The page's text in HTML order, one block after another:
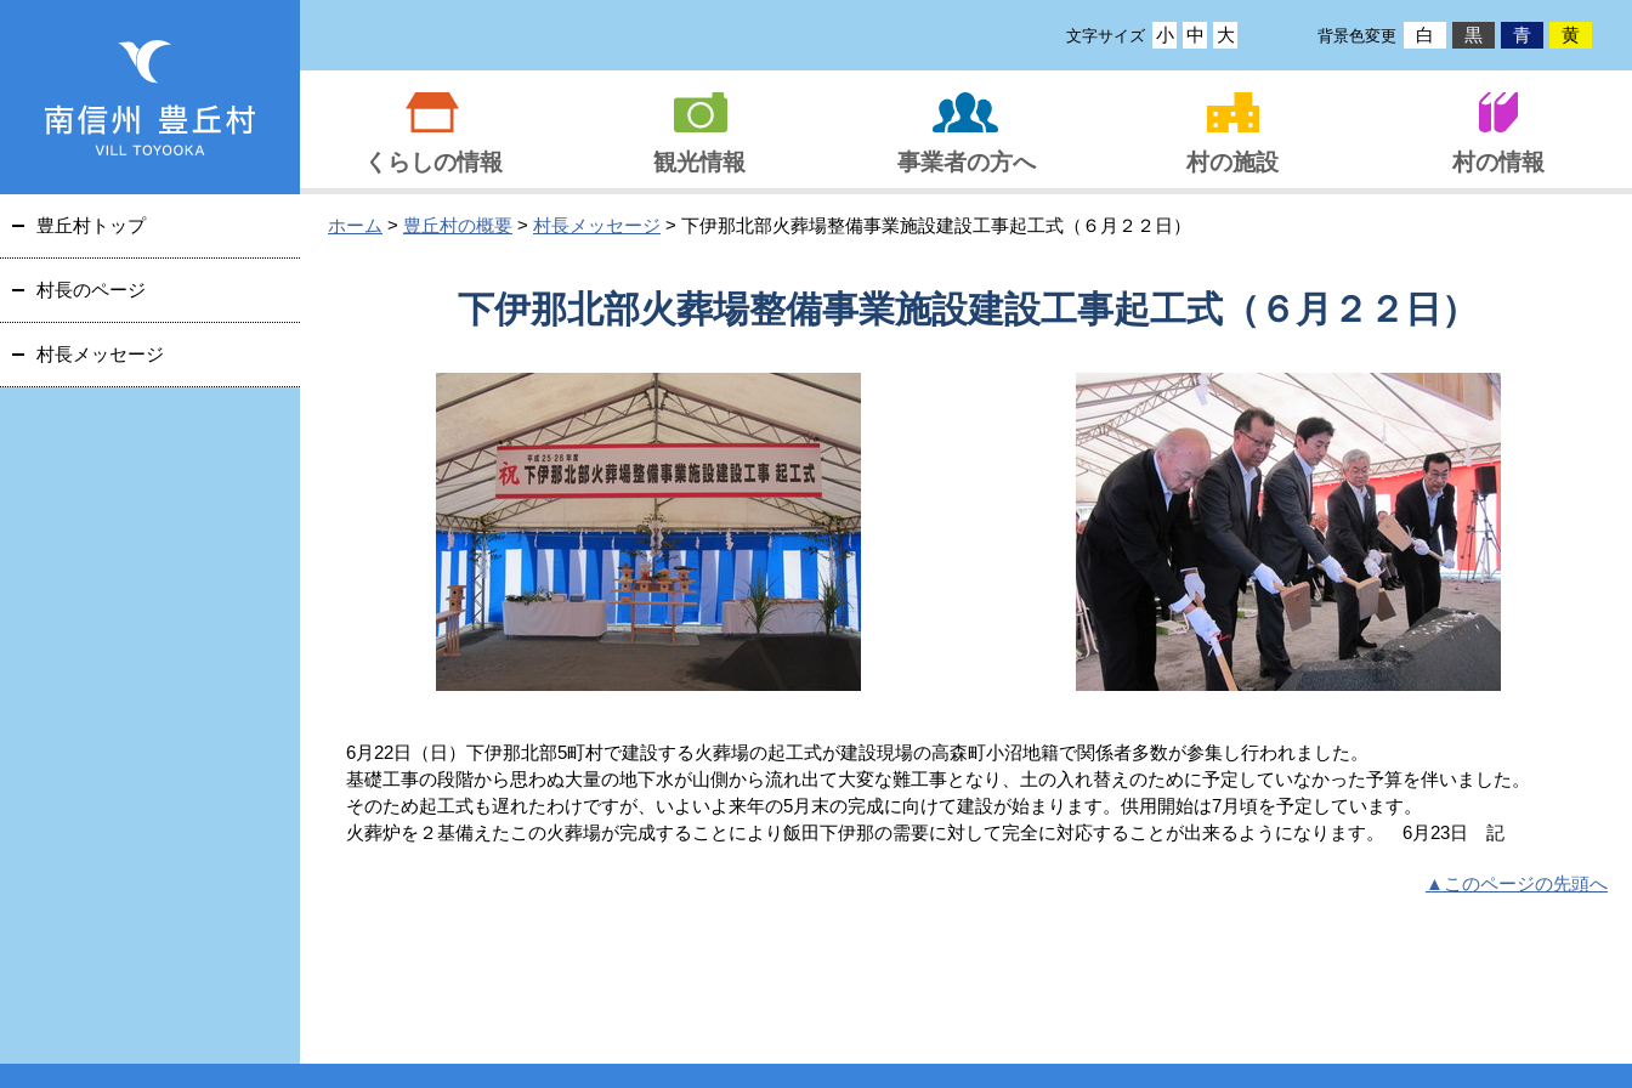
文字サイズ 小 中 大 背景色変更 白 黒 青 黄
くらしの情報 観光情報 事業者の方へ 村の施設 村の情報
ホーム > 豊丘村の概要 > 村長メッセージ > 下伊那北部火葬場整備事業施設建設工事起工式（６月２２日）
下伊那北部火葬場整備事業施設建設工事起工式（６月２２日）
6月22日（日）下伊那北部5町村で建設する火葬場の起工式が建設現場の高森町小沼地籍で関係者多数が参集し行われました。
基礎工事の段階から思わぬ大量の地下水が山側から流れ出て大変な難工事となり、土の入れ替えのために予定していなかった予算を伴いました。
そのため起工式も遅れたわけですが、いよいよ来年の5月末の完成に向けて建設が始まります。供用開始は7月頃を予定しています。
火葬炉を２基備えたこの火葬場が完成することにより飯田下伊那の需要に対して完全に対応することが出来るようになります。 6月23日 記
▲このページの先頭へ
豊丘村トップ
村長のページ
村長メッセージ